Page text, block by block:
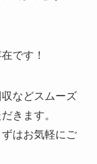
です！
などスムーズ
きます。
はお気軽にご